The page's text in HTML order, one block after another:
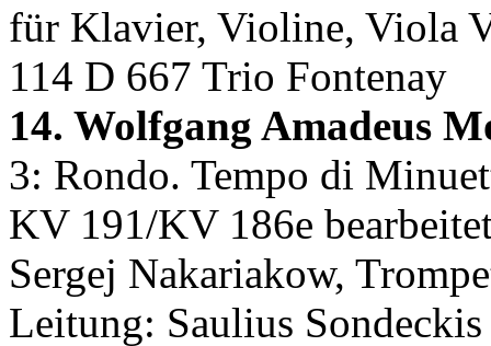
für Klavier, Violine, Viola
114 D 667 Trio Fontenay
14. Wolfgang Amadeus
3: Rondo. Tempo di
KV 191/KV 186e
Sergej Nakariakow,
Leitung: Saulius Sondeckis